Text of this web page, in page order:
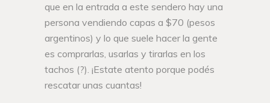
que en la entrada a este sendero hay una
persona vendiendo capas a $70 (pesos
argentinos) y lo que suele hacer la gente
es comprarlas, usarlas y tirarlas en los
tachos (?). ¡Estate atento porque podés
rescatar unas cuantas!